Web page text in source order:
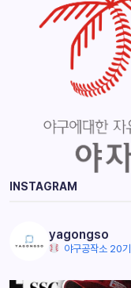
INSTAGRAM
yagongso
야구공작소 20